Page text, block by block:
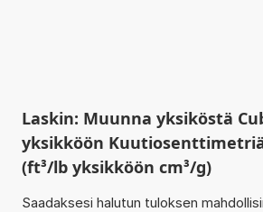
Laskin: Muunna yksiköstä
yksikköön
(ft³/lb yksikköön cm³/g)
Saadaksesi halutun tuloksen